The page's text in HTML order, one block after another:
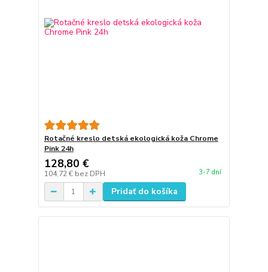
Rotačné kreslo detská ekologická koža Chrome
Pink 24h
128,80 €
104,72 € bez DPH 3-7 dní
Pridať do košíka